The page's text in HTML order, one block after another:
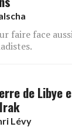
faire face
de Libye
Lévy